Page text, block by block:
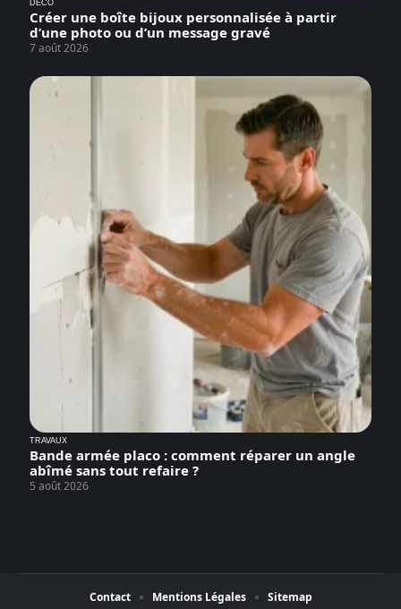
DÉCO
Créer une boîte bijoux personnalisée à partir
d’une photo ou d’un message gravé
7 août 2026
TRAVAUX
Bande armée placo : comment réparer un angle
abîmé sans tout refaire ?
5 août 2026
Contact Mentions Légales Sitemap